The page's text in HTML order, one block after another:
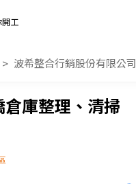
開工
波希整合行銷股份有限公司
倉庫整理、清掃